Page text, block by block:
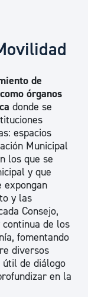
de
órganos
donde se
espacios
Municipal
los que se
y que
expongan
y las
Consejo,
de los
fomentando
diversos
útil de diálogo
en la